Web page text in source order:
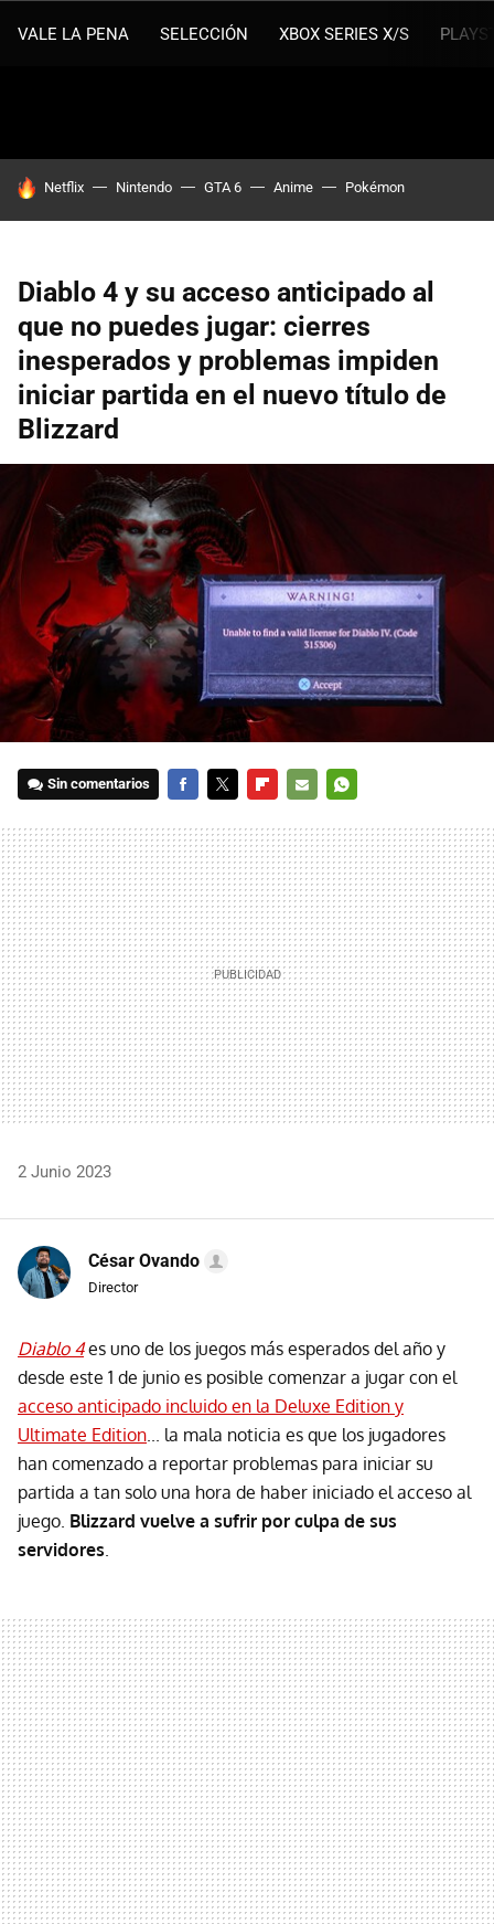
VALE LA PENA SELECCIÓN XBOX SERIES X/S
HOY SE HABLA DE
Netflix Nintendo GTA 6 Anime Pokémon
Diablo 4 y su acceso anticipado al
que no puedes jugar: cierres
inesperados y problemas impiden
iniciar partida en el nuevo título de
Blizzard
Sin comentarios
MAIL
2 Junio 2023
César Ovando
Director
Diablo 4es uno de los juegos más esperados del año y
desde este 1 de junio es posible comenzar a jugar con el
acceso anticipado incluido en la Deluxe Edition y
Ultimate Edition ... la mala noticia es que los jugadores
han comenzado a reportar problemas para iniciar su
partida a tan solo una hora de haber iniciado el acceso al
juego. Blizzard vuelve a sufrir por culpa de sus
servidores